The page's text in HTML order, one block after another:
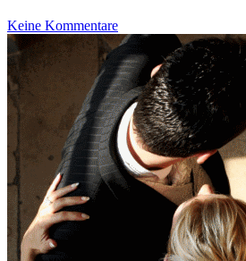
Keine Kommentare